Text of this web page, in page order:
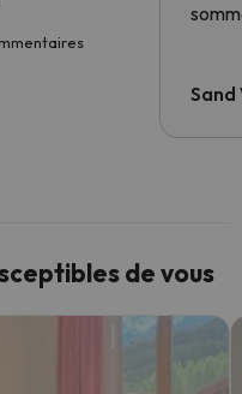
Sand
de vous